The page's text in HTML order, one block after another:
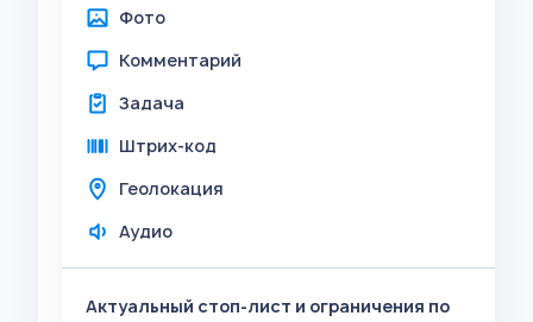
Фото
Комментарий
Задача
Штрих-код
Геолокация
Аудио
Актуальный стоп-лист и ограничения по